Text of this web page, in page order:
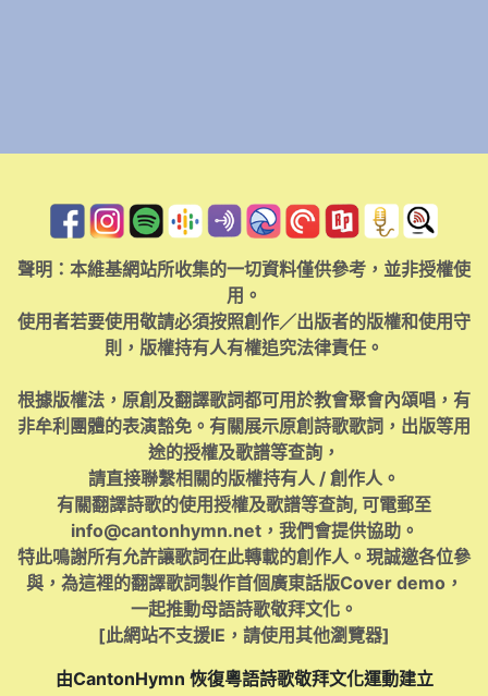
聲明：本維基網站所收集的一切資料僅供參考，並非授權使
用。
使用者若要使用敬請必須按照創作／出版者的版權和使用守
則，版權持有人有權追究法律責任。
根據版權法，原創及翻譯歌詞都可用於教會聚會內頌唱，有
非牟利團體的表演豁免。有關展示原創詩歌歌詞，出版等用
途的授權及歌譜等查詢，
請直接聯繫相關的版權持有人 / 創作人。
有關翻譯詩歌的使用授權及歌譜等查詢, 可電郵至
info@cantonhymn.net，我們會提供協助。
特此鳴謝所有允許讓歌詞在此轉載的創作人。現誠邀各位參
與，為這裡的翻譯歌詞製作首個廣東話版Cover demo，
一起推動母語詩歌敬拜文化。
[此網站不支援IE，請使用其他瀏覽器]
由CantonHymn 恢復粵語詩歌敬拜文化運動建立